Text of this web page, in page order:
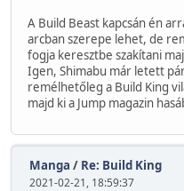
A Build Beast kapcsán én
arcban szerepe lehet, de
fogja keresztbe szakítani
Igen, Shimabu már letett
remélhetőleg a Build King
majd ki a Jump magazin
Manga / Re: Build King
2021-02-21, 18:59:37